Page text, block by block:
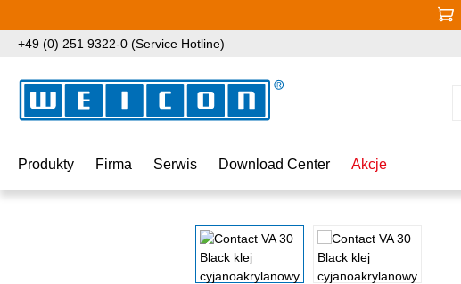
+49 (0) 251 9322-0 (Service Hotline)
Produkty Firma Serwis Download Center Akcje